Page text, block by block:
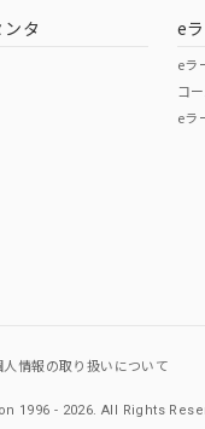
あります。
タ e
eラ
コ
eラ
人情報の取り扱いについて
1996 - 2026.All Rights